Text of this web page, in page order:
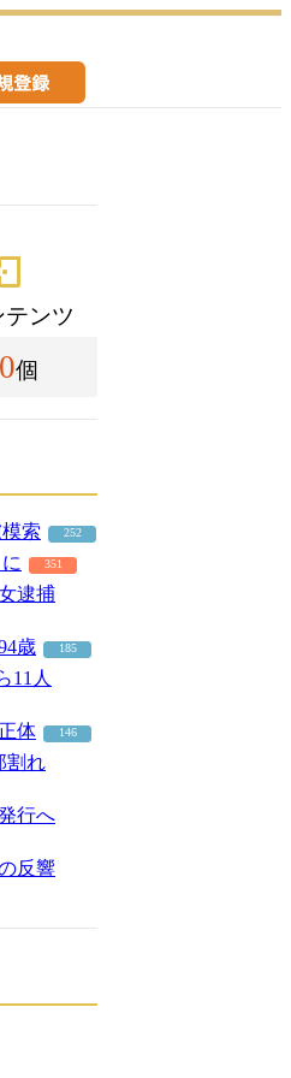
テンツ
0個
索 252
351
逮捕
歳 185
11人
体 146
割れ
行へ
反響